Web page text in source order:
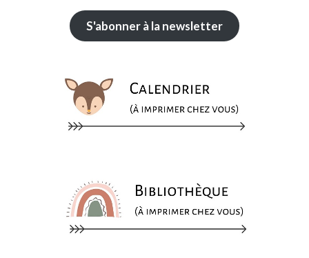
S'abonner à la newsletter